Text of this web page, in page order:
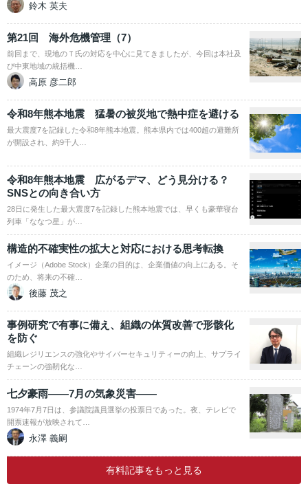
鈴木 英夫
第21回 海外危機管理（7）
前回まで、現地のＴ氏の対応を中心に見てきましたが、今回は本社及
び中東地域の統括機…
高原 彦二郎
令和8年熊本地震 猛暑の被災地で熱中症を避ける
最大震度7を記録した令和8年熊本地震。熊本県内では400超の避難所
が開設され、約9千人…
令和8年熊本地震 広がるデマ、どう見分ける？
SNSとの向き合い方
28日に発生した最大震度7を記録した熊本地震では、早くも豪華寝台
列車「ななつ星」が…
構造的不確実性の拡大と対応における思考転換
イメージ（Adobe Stock）企業の目的は、企業価値の向上にある。そ
のため、将来の不確…
後藤 茂之
事例研究で有事に備え、組織の体質改善で形骸化
を防ぐ
組織レジリエンスの強化やサイバーセキュリティーの向上、サプライ
チェーンの強靭化な…
七夕豪雨――7月の気象災害――
1974年7月7日は、参議院議員選挙の投票日であった。夜、テレビで
開票速報が放映されて…
永澤 義嗣
有料記事をもっと見る